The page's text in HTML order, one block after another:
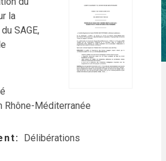
la
SAGE,
Rhône-Méditerranée
Délibérations